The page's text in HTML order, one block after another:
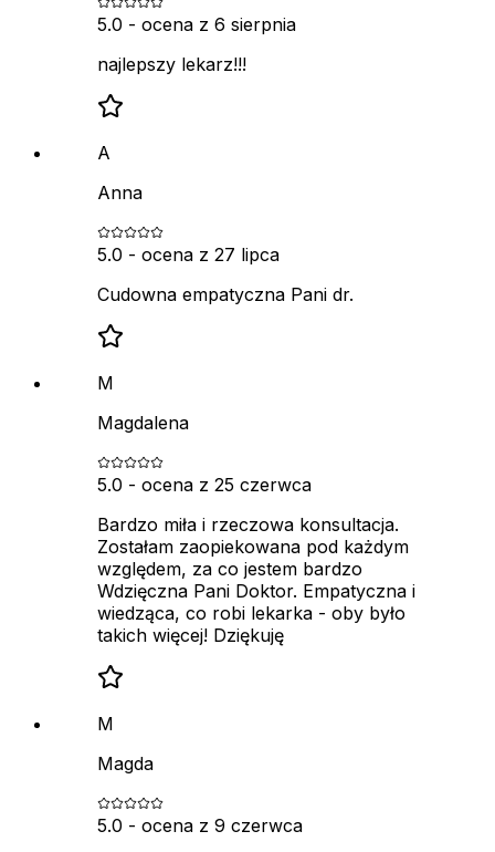
5.0 - ocena z 6 sierpnia
najlepszy lekarz!!!
A
Anna
5.0 - ocena z 27 lipca
Cudowna empatyczna Pani dr.
M
Magdalena
5.0 - ocena z 25 czerwca
Bardzo miła i rzeczowa konsultacja.
Zostałam zaopiekowana pod każdym
względem, za co jestem bardzo
Wdzięczna Pani Doktor. Empatyczna i
wiedząca, co robi lekarka - oby było
takich więcej! Dziękuję
M
Magda
5.0 - ocena z 9 czerwca